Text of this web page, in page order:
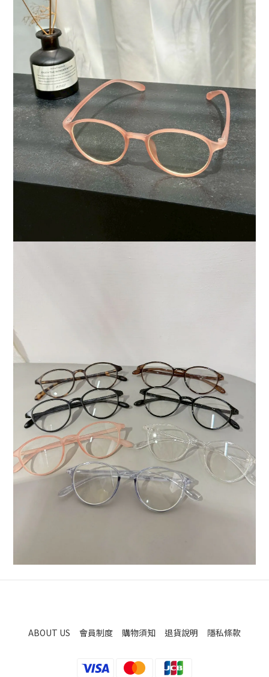
ABOUT US 會員制度 購物須知 退貨說明 隱私條款